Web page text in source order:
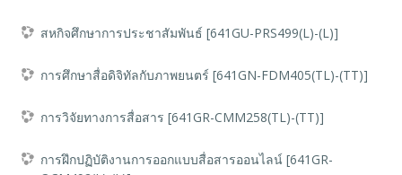
สหกิจศึกษาการประชาสัมพันธ์ [641GU-PRS499(L)-(L)]
การศึกษาสื่อดิจิทัลกับภาพยนตร์ [641GN-FDM405(TL)-(TT)]
การวิจัยทางการสื่อสาร [641GR-CMM258(TL)-(TT)]
การฝึกปฏิบัติงานการออกแบบสื่อสารออนไลน์ [641GR-